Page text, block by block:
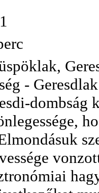
-
dombság